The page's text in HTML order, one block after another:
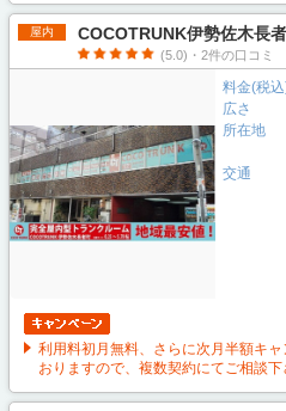
屋内 COCOTRUNK伊勢佐木長
(5.0)・2件の口コミ
料金(税
広さ
所在地
交通
利用料初月無料、さらに次月半額キ
おりますので、複数契約にてご相談下